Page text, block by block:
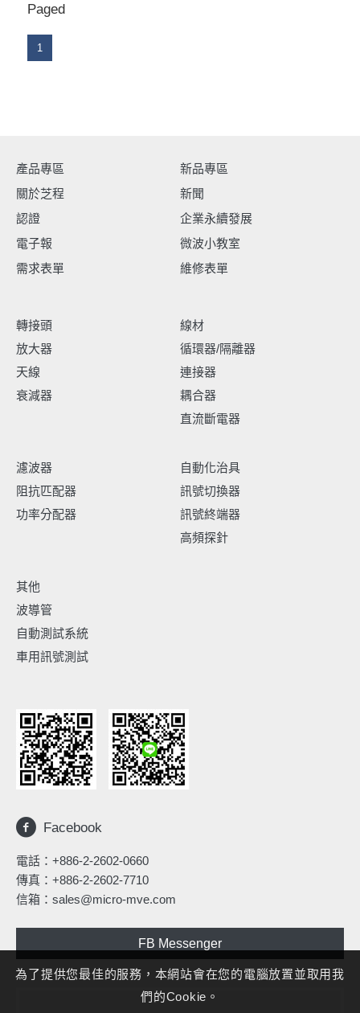
Paged
1
產品專區
新品專區
關於芝程
新聞
認證
企業永續發展
電子報
微波小教室
需求表單
維修表單
轉接頭
放大器
天線
衰減器
線材
循環器/隔離器
連接器
耦合器
直流斷電器
濾波器
阻抗匹配器
功率分配器
自動化治具
訊號切換器
訊號終端器
高頻探針
其他
波導管
自動測試系統
車用訊號測試
Facebook
電話： +886-2-2602-0660
傳真：+886-2-2602-7710
信箱： sales@micro-mve.com
FB Messenger
為了提供您最佳的服務，本網站會在您的電腦放置並取用我
們的Cookie。